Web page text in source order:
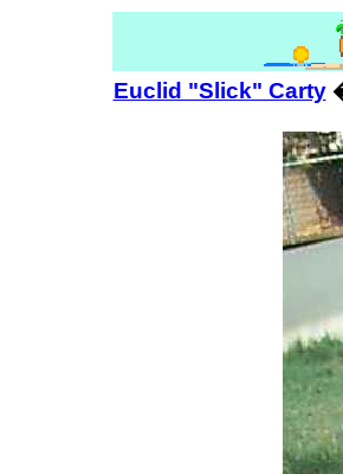
Euclid "Slick" Carty